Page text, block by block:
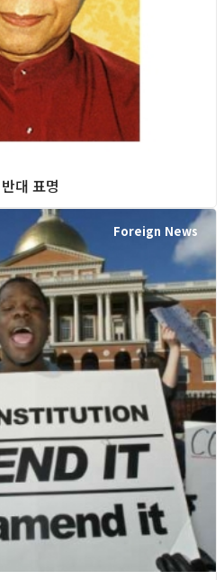
대 표명
Foreign News